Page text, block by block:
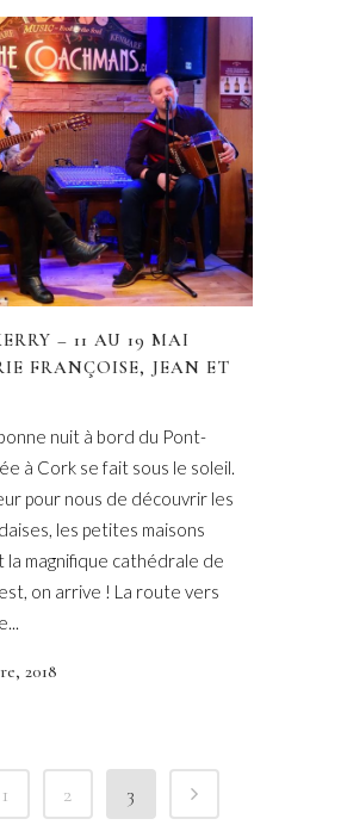
– 11 AU 19 MAI
FRANÇOISE, JEAN ET
nuit à bord du Pont-
à Cork se fait sous le soleil.
pour nous de découvrir les
les petites maisons
la magnifique cathédrale de
on arrive ! La route vers
2018
1 2 3